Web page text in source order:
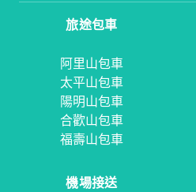
旅途包車
阿里山包車
太平山包車
陽明山包車
合歡山包車
福壽山包車
機場接送